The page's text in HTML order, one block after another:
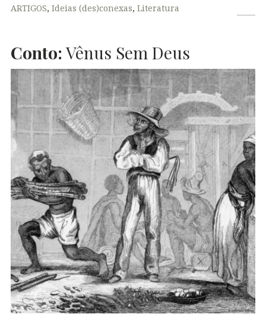
ARTIGOS, Ideias (des)conexas, Literatura
Conto:Vênus Sem Deus